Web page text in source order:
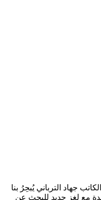
تحميل كتاب 101 المعركة الأخيرة pdf الكاتب جهاد الترباني يُبحِرُ بنا
مع لغز جديد للبحث عن